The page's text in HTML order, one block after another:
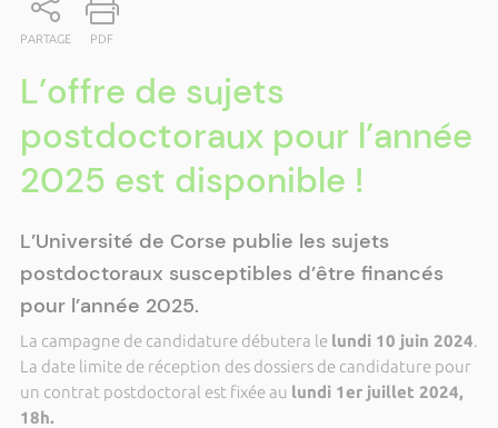
PARTAGE PDF
L’offre de sujets
postdoctoraux pour l’année
2025 est disponible !
L’Université de Corse publie les sujets
postdoctoraux susceptibles d’être financés
pour l’année 2025.
La campagne de candidature débutera le lundi 10 juin 2024.
La date limite de réception des dossiers de candidature pour
un contrat postdoctoral est fixée au lundi 1er juillet 2024,
18h.